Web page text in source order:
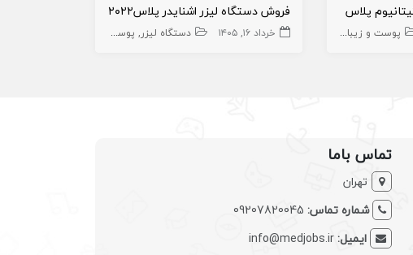
تجهیزات
پوست و زیبایی تجهیزات زیبایی زیبایی تجهیزات
فروش دستگاه لیزر اشنایدر پلاس۲۰۲۲
خرداد ۱۶, ۱۴۰۵ دستگاه لیزر پوست و زیبایی
تماس باما
تهران
شماره تماس: 09207820045
ایمیل:info@medjobs.ir